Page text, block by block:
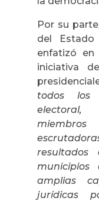
Por su
del Estado
enfatizó
iniciativa
todos los
amplias
jurídicas